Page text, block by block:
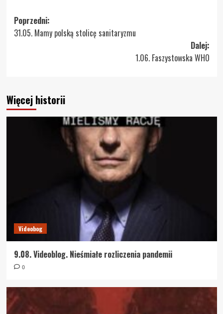
Zobacz
wpisy
Poprzedni:
31.05. Mamy polską stolicę sanitaryzmu
Dalej:
1.06. Faszystowska WHO
Więcej historii
Videobog
9.08. Videoblog. Nieśmiałe rozliczenia pandemii
0